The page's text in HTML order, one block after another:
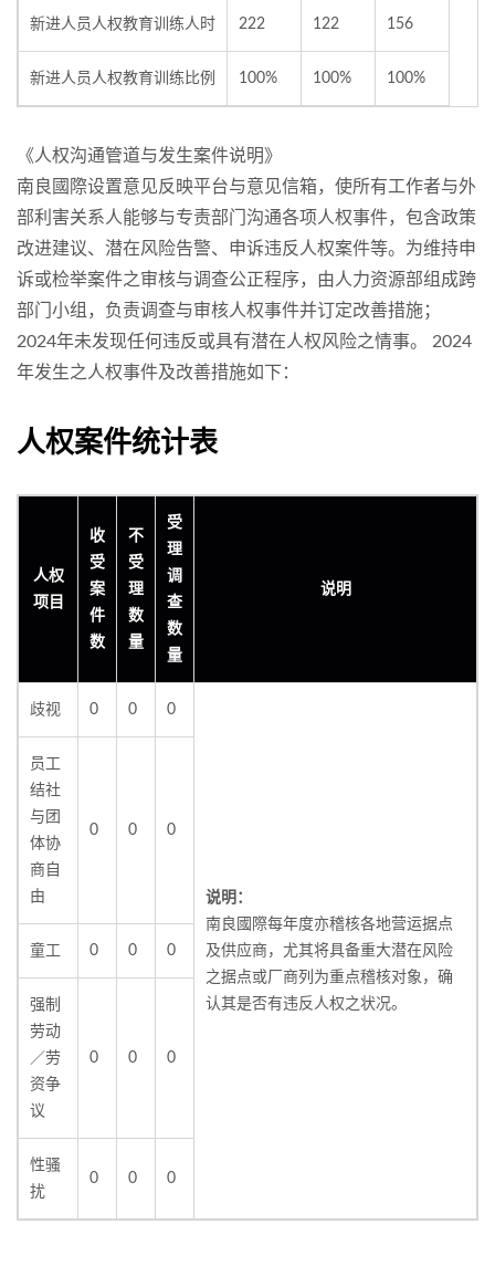
新进人员人权教育训练人时 222 122 156
新进人员人权教育训练比例 100% 100% 100%
《人权沟通管道与发生案件说明》
南良國際设置意见反映平台与意见信箱，使所有工作者与外
部利害关系人能够与专责部门沟通各项人权事件，包含政策
改进建议、潜在风险告警、申诉违反人权案件等。为维持申
诉或检举案件之审核与调查公正程序，由人力资源部组成跨
部门小组，负责调查与审核人权事件并订定改善措施；
2024年未发现任何违反或具有潜在人权风险之情事。 2024
年发生之人权事件及改善措施如下：
人权案件统计表
人权
项目
收
受
案
件
数
不
受
理
数
量
受
理
调
查
数
量
说明
歧视 0 0 0
说明：
南良國際每年度亦稽核各地营运据点
及供应商，尤其将具备重大潜在风险
之据点或厂商列为重点稽核对象，确
认其是否有违反人权之状况。
员工
结社
与团
体协
商自
由
0 0 0
童工 0 0 0
强制
劳动
／劳
资争
议
0 0 0
性骚
扰
0 0 0